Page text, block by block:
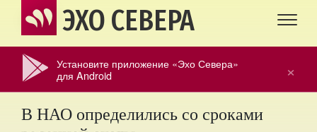
ЭХО СЕВЕРА
×
Установите приложение «Эхо Севера»
для Android
В НАО определились со сроками